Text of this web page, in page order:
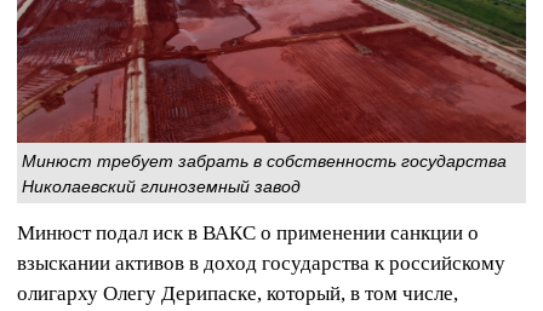
Минюст требует забрать в собственность государства
Николаевский глиноземный завод
Минюст подал иск в ВАКС о применении санкции о
взыскании активов в доход государства к российскому
олигарху Олегу Дерипаске, который, в том числе,